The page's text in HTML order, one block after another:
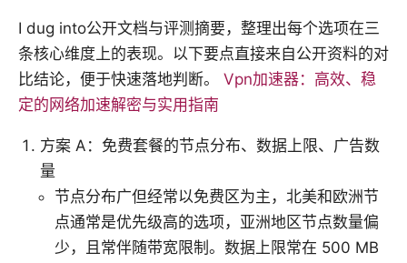
I dug into公开文档与评测摘要，整理出每个选项在三
条核心维度上的表现。以下要点直接来自公开资料的对
比结论，便于快速落地判断。 Vpn加速器：高效、稳
定的网络加速解密与实用指南
方案 A：免费套餐的节点分布、数据上限、广告数
量
节点分布广但经常以免费区为主，北美和欧洲节
点通常是优先级高的选项，亚洲地区节点数量偏
少，且常伴随带宽限制。数据上限常在 500 MB